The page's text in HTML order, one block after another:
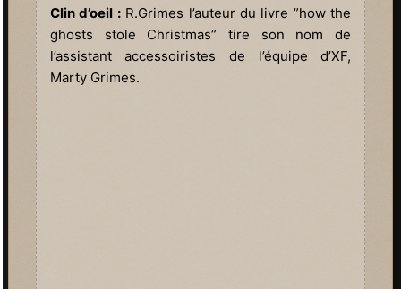
Clin d’oeil :R.Grimes l’auteur du livre ”how the
ghosts stole Christmas” tire son nom de
l’assistant accessoiristes de l’équipe d’XF,
Marty Grimes.